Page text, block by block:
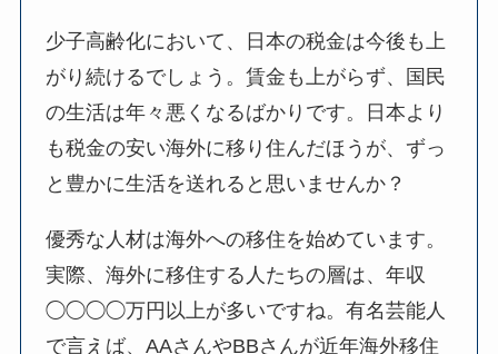
少子高齢化において、日本の税金は今後も上
がり続けるでしょう。賃金も上がらず、国民
の生活は年々悪くなるばかりです。日本より
も税金の安い海外に移り住んだほうが、ずっ
と豊かに生活を送れると思いませんか？
優秀な人材は海外への移住を始めています。
実際、海外に移住する人たちの層は、年収
◯◯◯◯万円以上が多いですね。有名芸能人
で言えば、AAさんやBBさんが近年海外移住